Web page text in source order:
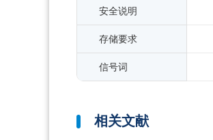
安全说明
存储要求
信号词
相关文献